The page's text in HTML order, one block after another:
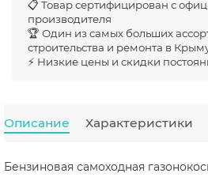
📋 Товар сертифицирован с
производителя
🏆 Один из самых больших
строительства и ремонта в
⚡ Низкие цены и скидки
Описание Характеристики
Бензиновая самоходная